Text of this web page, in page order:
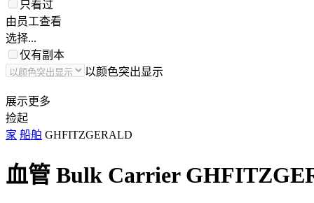
只看过
由员工查看
选择...
仅有副本
以颜色突出显示
展示更多
捡起
家 船舶 GHFITZGERALD
血管 Bulk Carrier